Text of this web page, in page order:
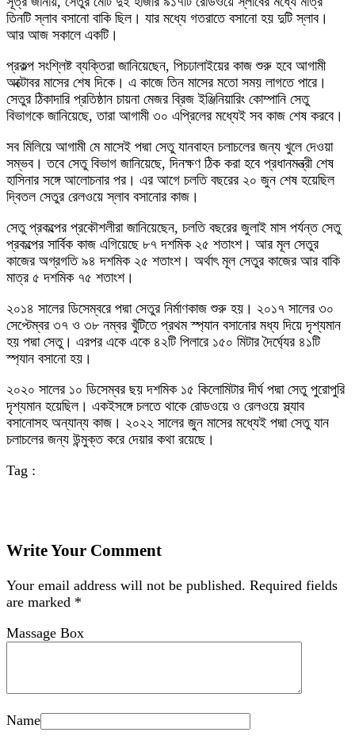
তিনটি স্লাব বসানো বাকি ছিল। যার মধ্যে গতরাতে বসানো হয় দুটি স্লাব।
আর আজ সকালে একটি।
প্রকল্প সংশ্লিষ্ট ব্যক্তিরা জানিয়েছেন, পিচঢালাইয়ের কাজ শুরু হবে আগামী
অক্টোবর মাসের শেষ দিকে। এ কাজে তিন মাসের মতো সময় লাগতে পারে।
সেতুর ঠিকাদারি প্রতিষ্ঠান চায়না মেজর ব্রিজ ইঞ্জিনিয়ারিং কোম্পানি সেতু
বিভাগকে জানিয়েছে, তারা আগামী ৩০ এপ্রিলের মধ্যেই সব কাজ শেষ করবে।
সব মিলিয়ে আগামী মে মাসেই পদ্মা সেতু যানবাহন চলাচলের জন্য খুলে দেওয়া
সম্ভব। তবে সেতু বিভাগ জানিয়েছে, দিনক্ষণ ঠিক করা হবে প্রধানমন্ত্রী শেষ
হাসিনার সঙ্গে আলোচনার পর। এর আগে চলতি বছরের ২০ জুন শেষ হয়েছিল
দ্বিতল সেতুর রেলওয়ে স্লাব বসানোর কাজ।
সেতু প্রকল্পের প্রকৌশলীরা জানিয়েছেন, চলতি বছরের জুলাই মাস পর্যন্ত সেতু
প্রকল্পের সার্বিক কাজ এগিয়েছে ৮৭ দশমিক ২৫ শতাংশ। আর মূল সেতুর
কাজের অগ্রগতি ৯৪ দশমিক ২৫ শতাংশ। অর্থাৎ মূল সেতুর কাজের আর বাকি
মাত্র ৫ দশমিক ৭৫ শতাংশ।
২০১৪ সালের ডিসেম্বরে পদ্মা সেতুর নির্মাণকাজ শুরু হয়। ২০১৭ সালের ৩০
সেপ্টেম্বর ৩৭ ও ৩৮ নম্বর খুঁটিতে প্রথম স্প্যান বসানোর মধ্য দিয়ে দৃশ্যমান
হয় পদ্মা সেতু। এরপর একে একে ৪২টি পিলারে ১৫০ মিটার দৈর্ঘ্যের ৪১টি
স্প্যান বসানো হয়।
২০২০ সালের ১০ ডিসেম্বর ছয় দশমিক ১৫ কিলোমিটার দীর্ঘ পদ্মা সেতু পুরোপুরি
দৃশ্যমান হয়েছিল। একইসঙ্গে চলতে থাকে রোডওয়ে ও রেলওয়ে স্ল্যাব
বসানোসহ অন্যান্য কাজ। ২০২২ সালের জুন মাসের মধ্যেই পদ্মা সেতু যান
চলাচলের জন্য উন্মুক্ত করে দেয়ার কথা রয়েছে।
Tag :
Write Your Comment
Your email address will not be published. Required fields
are marked *
Massage Box
Name